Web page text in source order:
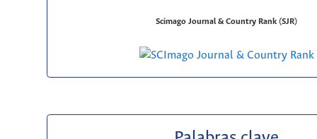
Scimago Journal & Country Rank (SJR)